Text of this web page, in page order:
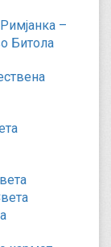
–
Битола